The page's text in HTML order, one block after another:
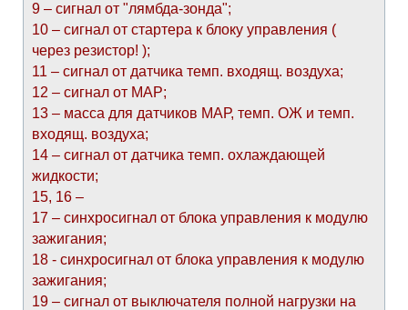
9 – сигнал от "лямбда-зонда";
10 – сигнал от стартера к блоку управления (
через резистор! );
11 – сигнал от датчика темп. входящ. воздуха;
12 – сигнал от МАР;
13 – масса для датчиков МАР, темп. ОЖ и темп.
входящ. воздуха;
14 – сигнал от датчика темп. охлаждающей
жидкости;
15, 16 –
17 – синхросигнал от блока управления к модулю
зажигания;
18 - синхросигнал от блока управления к модулю
зажигания;
19 – сигнал от выключателя полной нагрузки на